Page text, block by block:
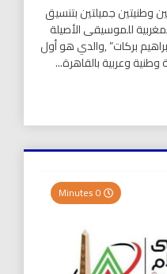
وطنيتين جميلتين بتنسيق
للموسيقى الأصيلة
بركات” ,والدي هو أول
وعربية بالقاهرة...